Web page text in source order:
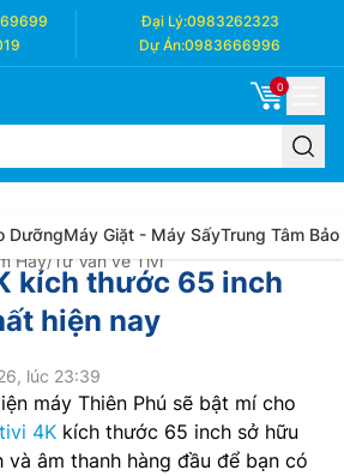
Đại Lý:0983262323
Dự Án:0983666996
0
DưỡngMáy Giặt - Máy SấyTrung Tâm Bảo
Hay/Tư Vấn về Tivi
kích thước 65 inch
hiện nay
lúc 23:39
máy Thiên Phú sẽ bật mí cho
tivi 4K kích thước 65 inch sở hữu
và âm thanh hàng đầu để bạn có